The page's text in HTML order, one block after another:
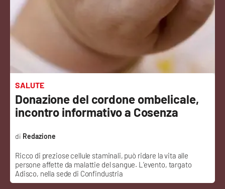
Sanità
Cultura
Podcast
Meteo
Editoriali
VIDEO
SALUTE
Donazione del cordone ombelicale,
incontro informativo a Cosenza
Ricco di preziose cellule staminali, può ridare la vita alle
persone affette da malattie del sangue. L’evento, targato
Adisco, nella sede di Confindustria
Redazione